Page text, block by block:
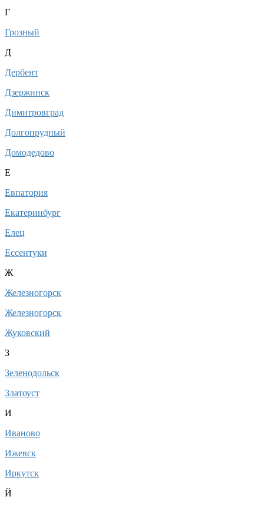
Г
Грозный
Д
Дербент
Дзержинск
Димитровград
Долгопрудный
Домодедово
Е
Евпатория
Екатеринбург
Елец
Ессентуки
Ж
Железногорск
Железногорск
Жуковский
З
Зеленодольск
Златоуст
И
Иваново
Ижевск
Иркутск
Й